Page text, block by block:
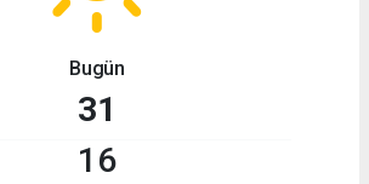
Bugün
31
16